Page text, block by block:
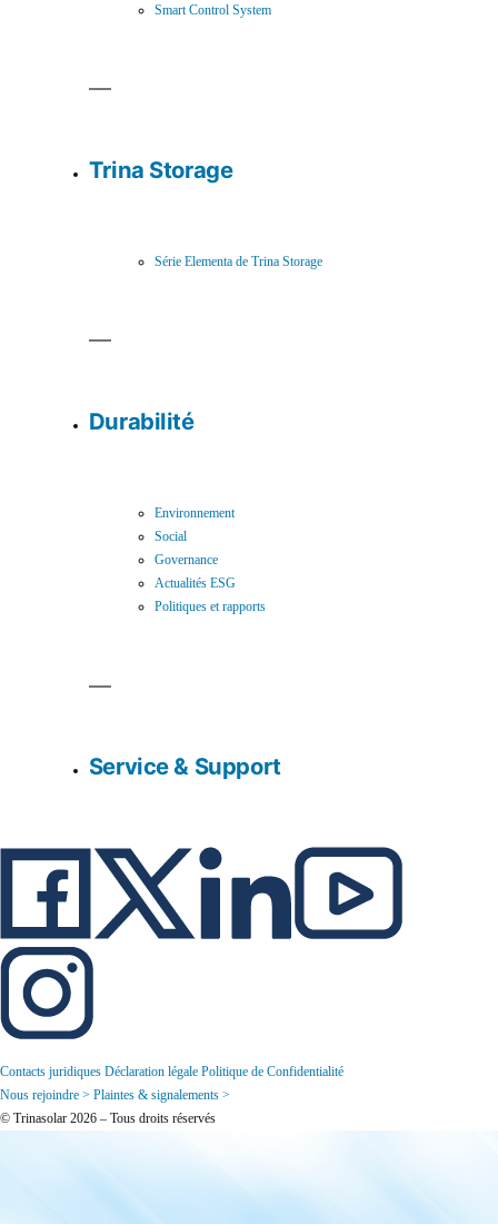
Smart Control System
Trina Storage
Série Elementa de Trina Storage
Durabilité
Environnement
Social
Governance
Actualités ESG
Politiques et rapports
Service & Support
Contacts juridiques Déclaration légale Politique de Confidentialité
Nous rejoindre > Plaintes & signalements >
© Trinasolar 2026 – Tous droits réservés